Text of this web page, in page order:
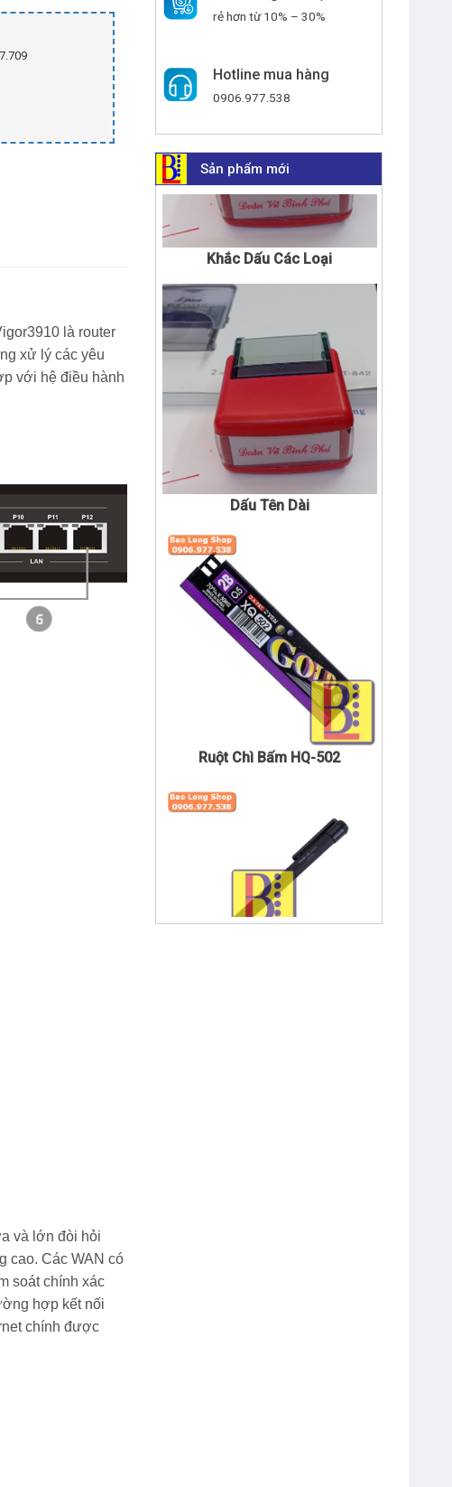
là router
xử lý các yêu
với hệ điều hành
và lớn đòi hỏi
cao. Các WAN có
soát chính xác
hợp kết nối
chính được
rẻ hơn từ 10% – 30%
Hotline mua hàng
0906.977.538
Sản phẩm mới
Khắc Dấu Các Loại
Dấu Tên Dài
Ruột Chì Bấm HQ-502